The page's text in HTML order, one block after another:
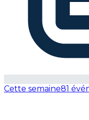
Cette semaine81